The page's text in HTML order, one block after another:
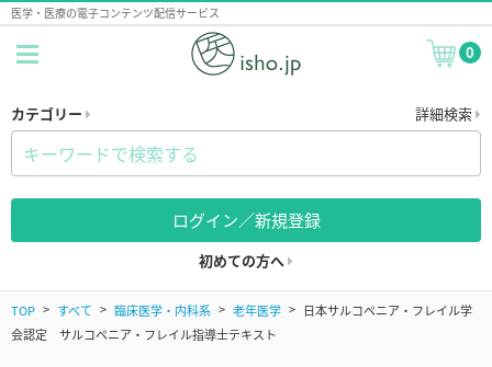
医学・医療の電子コンテンツ配信サービス
0
カテゴリー 詳細検索
ログイン／新規登録
初めての方へ
TOP すべて 臨床医学・内科系 老年医学
日本サルコペニア・フレイル学
会認定 サルコペニア・フレイル指導士テキスト